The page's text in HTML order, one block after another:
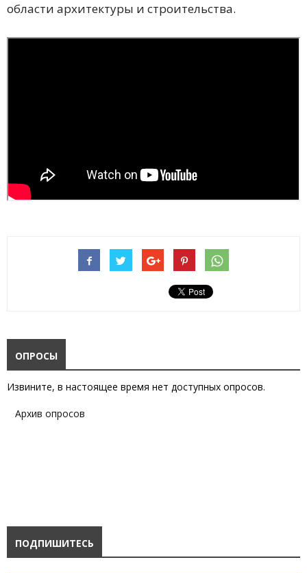
области архитектуры и строительства.
ОПРОСЫ
Извините, в настоящее время нет доступных опросов.
Архив опросов
ПОДПИШИТЕСЬ